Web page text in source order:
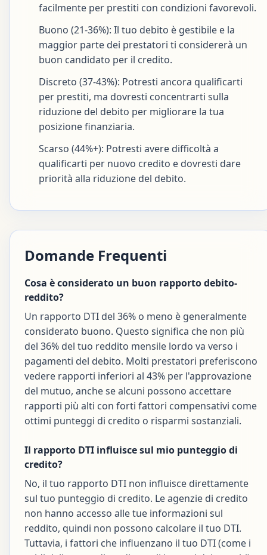
facilmente per prestiti con condizioni favorevoli.
Buono (21-36%): Il tuo debito è gestibile e la
maggior parte dei prestatori ti considererà un
buon candidato per il credito.
Discreto (37-43%): Potresti ancora qualificarti
per prestiti, ma dovresti concentrarti sulla
riduzione del debito per migliorare la tua
posizione finanziaria.
Scarso (44%+): Potresti avere difficoltà a
qualificarti per nuovo credito e dovresti dare
priorità alla riduzione del debito.
Domande Frequenti
Cosa è considerato un buon rapporto debito-
reddito?
Un rapporto DTI del 36% o meno è generalmente
considerato buono. Questo significa che non più
del 36% del tuo reddito mensile lordo va verso i
pagamenti del debito. Molti prestatori preferiscono
vedere rapporti inferiori al 43% per l'approvazione
del mutuo, anche se alcuni possono accettare
rapporti più alti con forti fattori compensativi come
ottimi punteggi di credito o risparmi sostanziali.
Il rapporto DTI influisce sul mio punteggio di
credito?
No, il tuo rapporto DTI non influisce direttamente
sul tuo punteggio di credito. Le agenzie di credito
non hanno accesso alle tue informazioni sul
reddito, quindi non possono calcolare il tuo DTI.
Tuttavia, i fattori che influenzano il tuo DTI (come i